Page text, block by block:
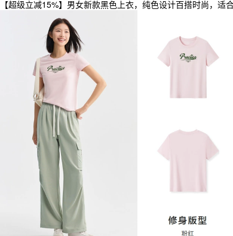
【超级立减15%】男女新款黑色上衣，纯色设计百搭时尚，适